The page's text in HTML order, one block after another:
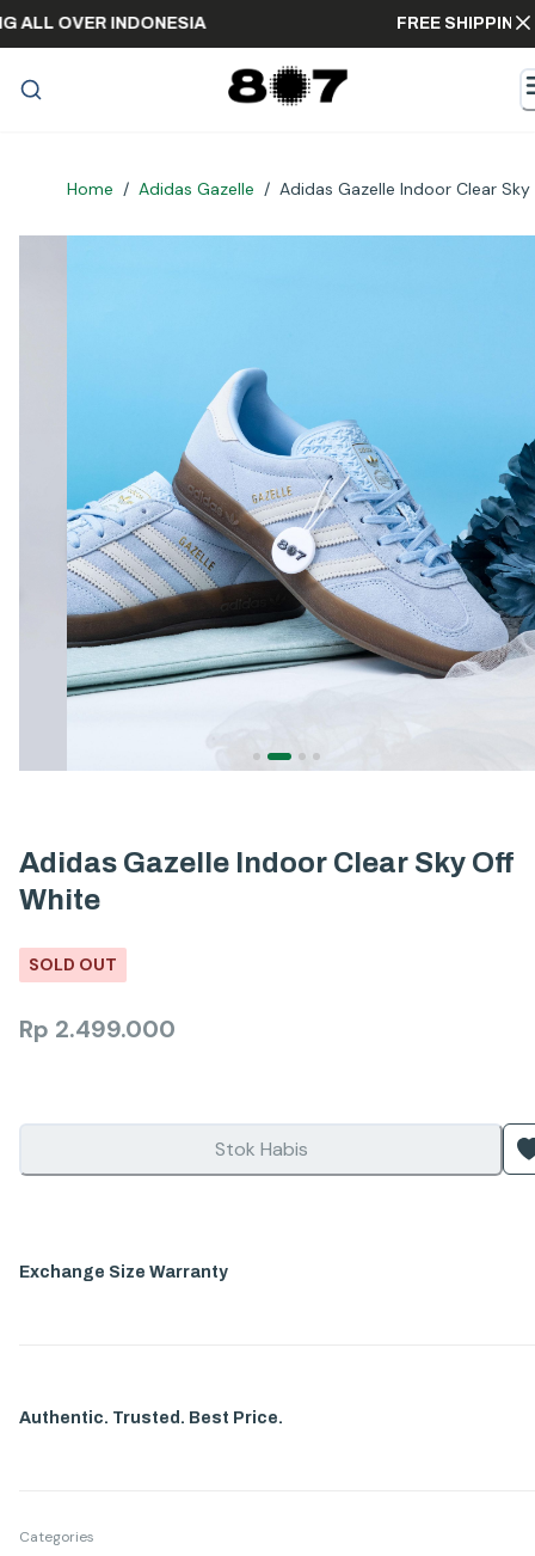
ALL OVER INDONESIA FREE
Home / Adidas Gazelle / Adidas Gazelle Indoor Clear
Adidas Gazelle Indoor Clear Sky Off
White
SOLD OUT
Rp 2.499.000
Stok Habis
Exchange Size Warranty
Authentic. Trusted. Best Price.
Categories